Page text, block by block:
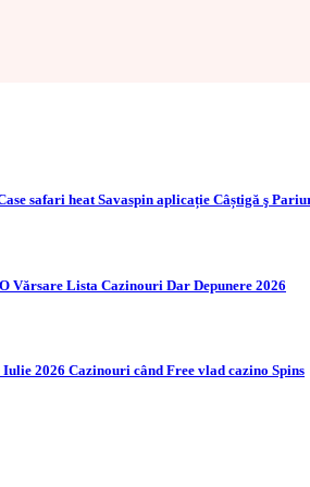
safari heat Savaspin aplicație Câștigă ş
Vărsare Lista Cazinouri Dar Depunere 2026
2026 Cazinouri când Free vlad cazino Spins